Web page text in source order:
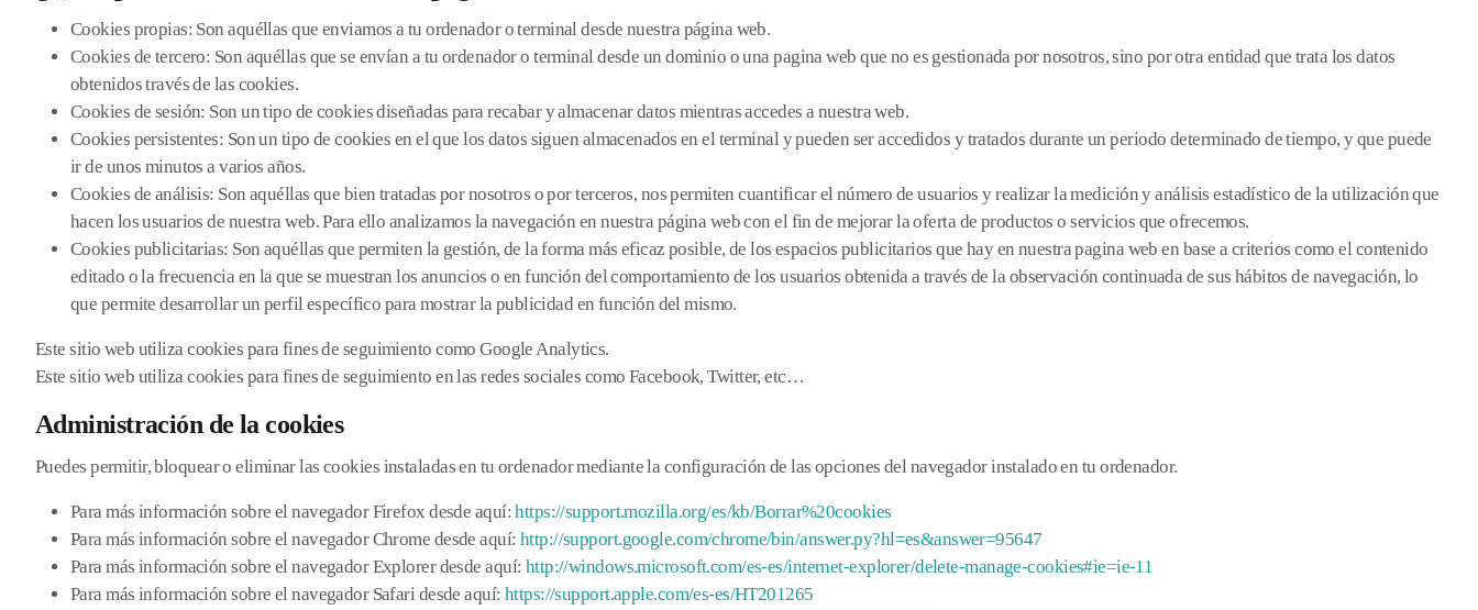
Cookies propias: Son aquéllas que enviamos a tu ordenador o terminal desde nuestra página web.
Cookies de tercero: Son aquéllas que se envían a tu ordenador o terminal desde un dominio o una pagina web que no es gestionada por nosotros, sino por otra entidad que trata los datos
obtenidos través de las cookies.
Cookies de sesión: Son un tipo de cookies diseñadas para recabar y almacenar datos mientras accedes a nuestra web.
Cookies persistentes: Son un tipo de cookies en el que los datos siguen almacenados en el terminal y pueden ser accedidos y tratados durante un periodo determinado de tiempo, y que puede
ir de unos minutos a varios años.
Cookies de análisis: Son aquéllas que bien tratadas por nosotros o por terceros, nos permiten cuantificar el número de usuarios y realizar la medición y análisis estadístico de la utilización que
hacen los usuarios de nuestra web. Para ello analizamos la navegación en nuestra página web con el fin de mejorar la oferta de productos o servicios que ofrecemos.
Cookies publicitarias: Son aquéllas que permiten la gestión, de la forma más eficaz posible, de los espacios publicitarios que hay en nuestra pagina web en base a criterios como el contenido
editado o la frecuencia en la que se muestran los anuncios o en función del comportamiento de los usuarios obtenida a través de la observación continuada de sus hábitos de navegación, lo
que permite desarrollar un perfil específico para mostrar la publicidad en función del mismo.
Este sitio web utiliza cookies para fines de seguimiento como Google Analytics.
Este sitio web utiliza cookies para fines de seguimiento en las redes sociales como Facebook, Twitter, etc…
Administración de la cookies
Puedes permitir, bloquear o eliminar las cookies instaladas en tu ordenador mediante la configuración de las opciones del navegador instalado en tu ordenador.
Para más información sobre el navegador Firefox desde aquí:https://support.mozilla.org/es/kb/Borrar%20cookies
Para más información sobre el navegador Chrome desde aquí: http://support.google.com/chrome/bin/answer.py?hl=es&answer=95647
Para más información sobre el navegador Explorer desde aquí: http://windows.microsoft.com/es-es/internet-explorer/delete-manage-cookies#ie=ie-11
Para más información sobre el navegador Safari desde aquí: https://support.apple.com/es-es/HT201265